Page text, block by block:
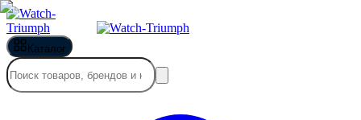
Каталог